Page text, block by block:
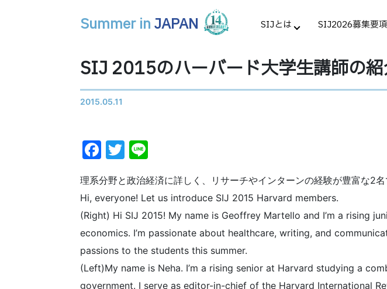
メインナビゲーション
Summer inJAPAN SIJとは SIJ2026募集要項
SIJ 2015のハーバード大学生講師の
2015.05.11
Facebook
Twitter
理系分野と政治経済に詳しく、リサーチやインターンの経験が豊富な2名
Hi, everyone! Let us introduce SIJ 2015 Harvard members.
(Right) Hi SIJ 2015! My name is Geoffrey Martello and I’m a rising
economics. I’m passionate about healthcare, writing, and
passions to the students this summer.
(Left)My name is Neha. I’m a rising senior at Harvard studying a
government. I serve as editor-in-chief of the Harvard International